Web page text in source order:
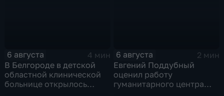
6 августа
4 мин
В Белгороде в детской
областной клинической
больнице открылось
6 августа
2 мин
Евгений Поддубный
оценил работу
гуманитарного центра